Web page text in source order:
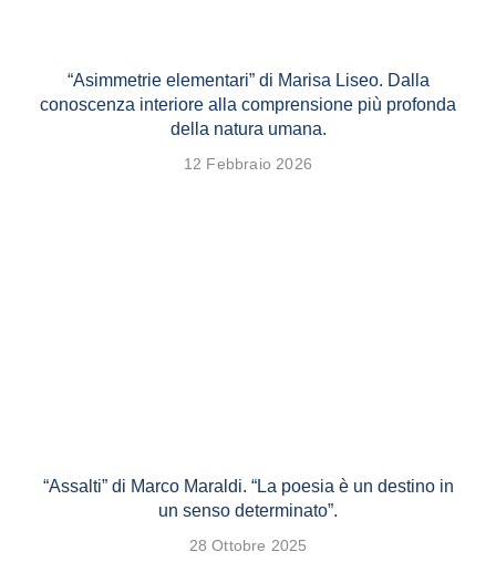
“Asimmetrie elementari” di Marisa Liseo. Dalla
conoscenza interiore alla comprensione più profonda
della natura umana.
12 Febbraio 2026
“Assalti” di Marco Maraldi. “La poesia è un destino in
un senso determinato”.
28 Ottobre 2025